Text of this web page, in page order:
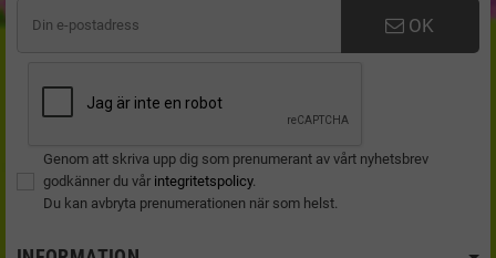
OK
Genom att skriva upp dig som prenumerant av vårt nyhetsbrev
godkänner du vår integritetspolicy.
Du kan avbryta prenumerationen när som helst.